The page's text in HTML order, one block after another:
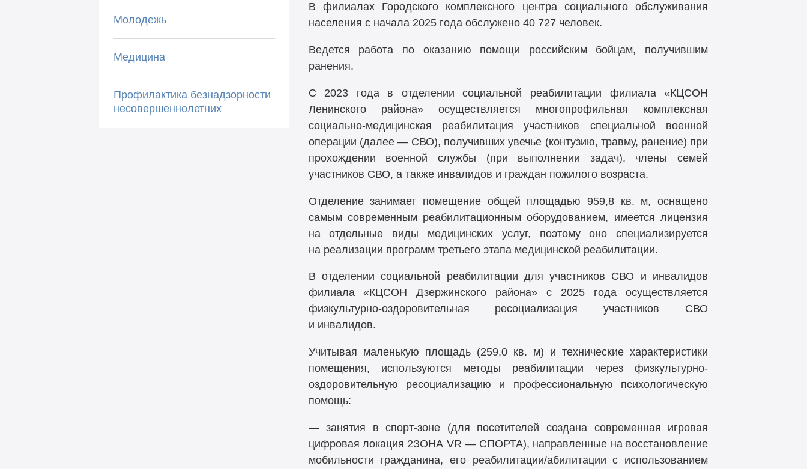
Молодежь
Медицина
Профилактика безнадзорности
несовершеннолетних
В филиалах Городского комплексного центра социального обслуживания
населения с начала 2025 года обслужено 40 727 человек.
Ведется работа по оказанию помощи российским бойцам, получившим
ранения.
С 2023 года в отделении социальной реабилитации филиала «КЦСОН
Ленинского района» осуществляется многопрофильная комплексная
социально-медицинская реабилитация участников специальной военной
операции (далее — СВО), получивших увечье (контузию, травму, ранение) при
прохождении военной службы (при выполнении задач), члены семей
участников СВО, а также инвалидов и граждан пожилого возраста.
Отделение занимает помещение общей площадью 959,8 кв. м, оснащено
самым современным реабилитационным оборудованием, имеется лицензия
на отдельные виды медицинских услуг, поэтому оно специализируется
на реализации программ третьего этапа медицинской реабилитации.
В отделении социальной реабилитации для участников СВО и инвалидов
филиала «КЦСОН Дзержинского района» с 2025 года осуществляется
физкультурно-оздоровительная ресоциализация участников СВО
и инвалидов.
Учитывая маленькую площадь (259,0 кв. м) и технические характеристики
помещения, используются методы реабилитации через физкультурно-
оздоровительную ресоциализацию и профессиональную психологическую
помощь:
— занятия в спорт-зоне (для посетителей создана современная игровая
цифровая локация 2ЗОНА VR — СПОРТА), направленные на восстановление
мобильности гражданина, его реабилитации/абилитации с использованием